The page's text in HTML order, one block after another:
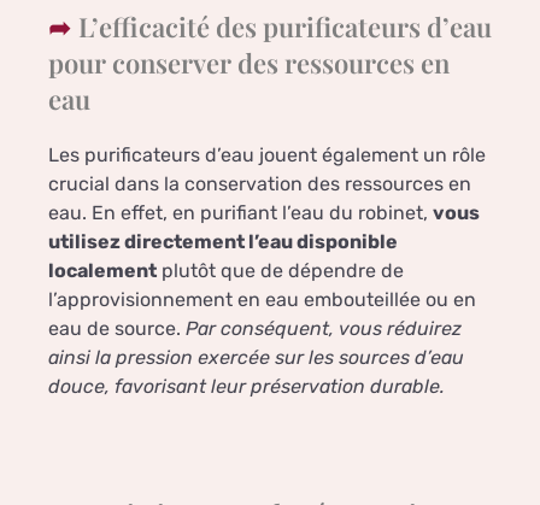
L’efficacité des purificateurs d’eau
pour conserver des ressources en
eau
Les purificateurs d’eau jouent également un rôle
crucial dans la conservation des ressources en
eau. En effet, en purifiant l’eau du robinet, vous
utilisez directement l’eau disponible
localement plutôt que de dépendre de
l’approvisionnement en eau embouteillée ou en
eau de source. Par conséquent, vous réduirez
ainsi la pression exercée sur les sources d’eau
douce, favorisant leur préservation durable.